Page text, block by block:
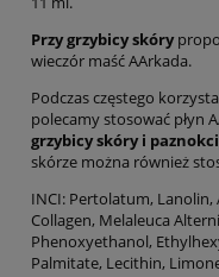
Przy grzybicy skóry
wieczór maść AArkada.
Podczas częstego
polecamy stosować płyn
grzybicy skóry i
skórze można również
INCI: Pertolatum, Lanolin,
Collagen, Melaleuca
Phenoxyethanol,
Palmitate, Lecithin,